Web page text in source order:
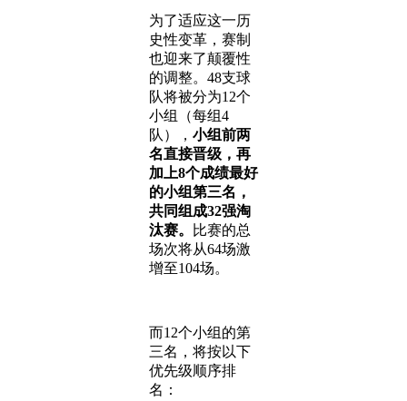
为了适应这一历
史性变革，赛制
也迎来了颠覆性
的调整。48支球
队将被分为12个
小组（每组4
队）， 小组前两
名直接晋级，再
加上8个成绩最好
的小组第三名，
共同组成32强淘
汰赛。
比赛的总
场次将从64场激
增至104场。
而12个小组的第
三名，将按以下
优先级顺序排
名：